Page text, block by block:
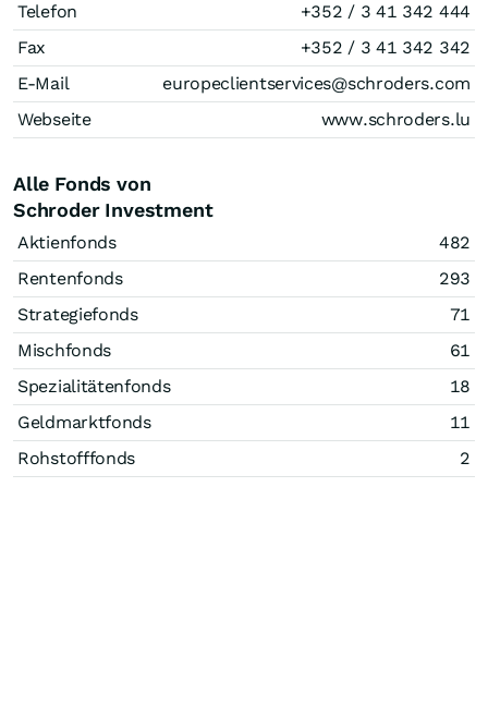
Telefon
+352 / 3 41 342 444
Fax
+352 / 3 41 342 342
E-Mail
europeclientservices@schroders.com
Webseite
www.schroders.lu
Alle Fonds von
Schroder Investment
Aktienfonds
482
Rentenfonds
293
Strategiefonds
71
Mischfonds
61
Spezialitätenfonds
18
Geldmarktfonds
11
Rohstofffonds
2